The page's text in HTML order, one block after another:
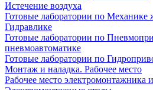
Истечение воздуха
Готовые лаборатории по Механике
Гидравлике
Готовые лаборатории по
пневмоавтоматике
Готовые лаборатории по
Монтаж и наладка. Рабочее место
Рабочее место электромонтажника